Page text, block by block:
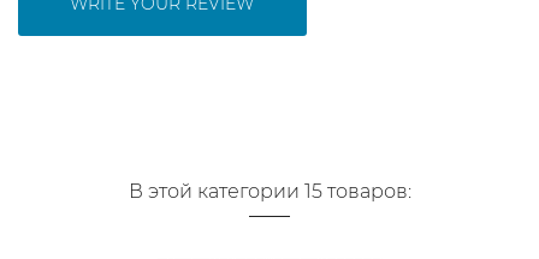
В этой категории 15 товаров: